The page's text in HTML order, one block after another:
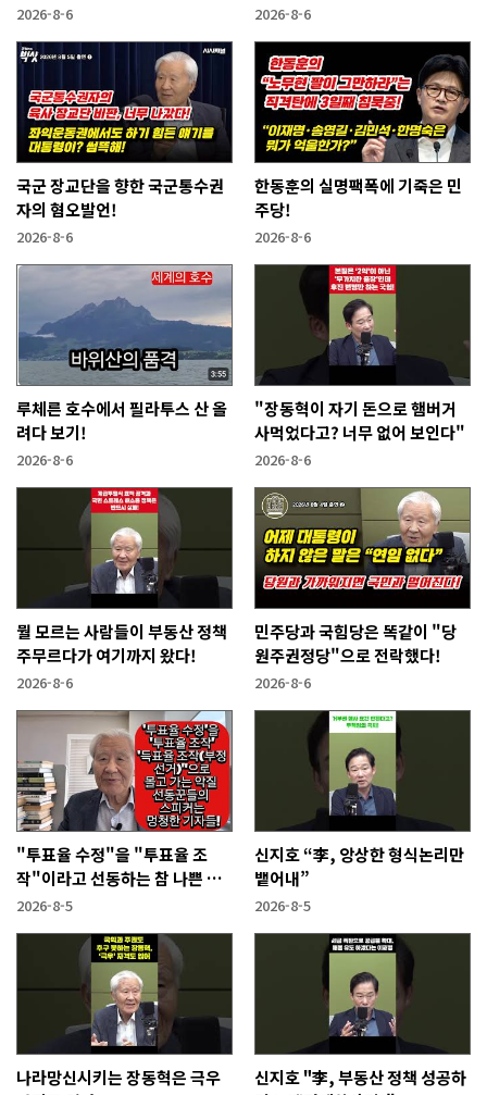
2026-8-6 2026-8-6
국군 장교단을 향한 국군통수권
자의 혐오발언!
2026-8-6
한동훈의 실명팩폭에 기죽은 민
주당!
2026-8-6
루체른 호수에서 필라투스 산 올
려다 보기!
2026-8-6
"장동혁이 자기 돈으로 햄버거
사먹었다고? 너무 없어 보인다"
2026-8-6
뭘 모르는 사람들이 부동산 정책
주무르다가 여기까지 왔다!
2026-8-6
민주당과 국힘당은 똑같이 "당
원주권정당"으로 전락했다!
2026-8-6
"투표율 수정"을 "투표율 조
작"이라고 선동하는 참 나쁜 사
람들!
2026-8-5
신지호 “李, 앙상한 형식논리만
뱉어내”
2026-8-5
나라망신시키는 장동혁은 극우
신지호 "李, 부동산 정책 성공하